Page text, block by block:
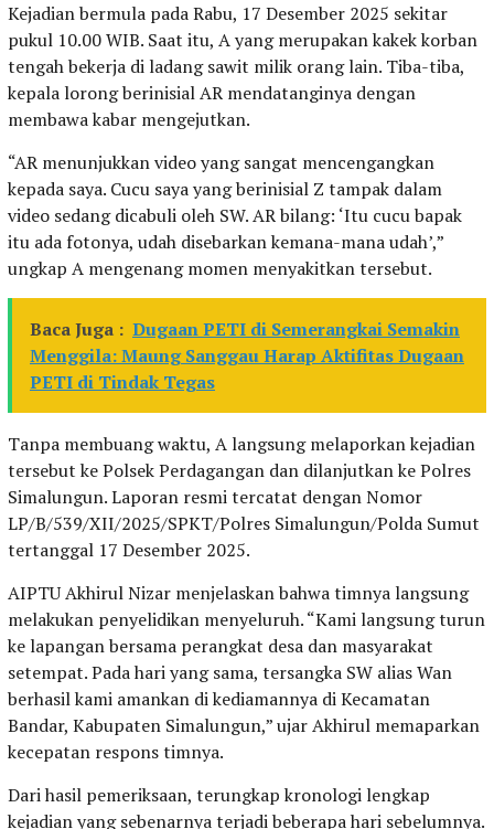
Kejadian bermula pada Rabu, 17 Desember 2025 sekitar
pukul 10.00 WIB. Saat itu, A yang merupakan kakek korban
tengah bekerja di ladang sawit milik orang lain. Tiba-tiba,
kepala lorong berinisial AR mendatanginya dengan
membawa kabar mengejutkan.
“AR menunjukkan video yang sangat mencengangkan
kepada saya. Cucu saya yang berinisial Z tampak dalam
video sedang dicabuli oleh SW. AR bilang: ‘Itu cucu bapak
itu ada fotonya, udah disebarkan kemana-mana udah’,”
ungkap A mengenang momen menyakitkan tersebut.
Baca Juga : Dugaan PETI di Semerangkai Semakin
Menggila: Maung Sanggau Harap Aktifitas Dugaan
PETI di Tindak Tegas
Tanpa membuang waktu, A langsung melaporkan kejadian
tersebut ke Polsek Perdagangan dan dilanjutkan ke Polres
Simalungun. Laporan resmi tercatat dengan Nomor
LP/B/539/XII/2025/SPKT/Polres Simalungun/Polda Sumut
tertanggal 17 Desember 2025.
AIPTU Akhirul Nizar menjelaskan bahwa timnya langsung
melakukan penyelidikan menyeluruh. “Kami langsung turun
ke lapangan bersama perangkat desa dan masyarakat
setempat. Pada hari yang sama, tersangka SW alias Wan
berhasil kami amankan di kediamannya di Kecamatan
Bandar, Kabupaten Simalungun,” ujar Akhirul memaparkan
kecepatan respons timnya.
Dari hasil pemeriksaan, terungkap kronologi lengkap
kejadian yang sebenarnya terjadi beberapa hari sebelumnya.